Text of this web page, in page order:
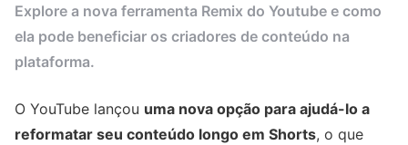
Explore a nova ferramenta Remix do Youtube e como
ela pode beneficiar os criadores de conteúdo na
plataforma.
O YouTube lançou uma nova opção para ajudá-lo a
reformatar seu conteúdo longo em Shorts, o que